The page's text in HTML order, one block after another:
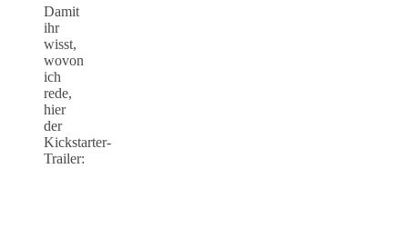
Damit
ihr
wisst,
wovon
ich
rede,
hier
der
Kickstarter-
Trailer: